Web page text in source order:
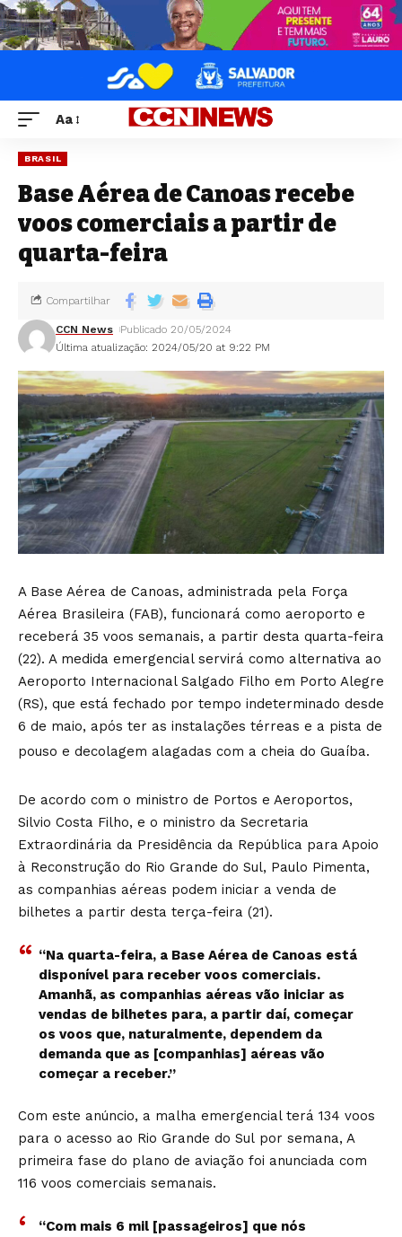
Aa
BRASIL
Base Aérea de Canoas recebe
voos comerciais a partir de
quarta-feira
Última atualização: 2024/05/20 at 9:22 PM
CCN News Publicado 20/05/2024
Compartilhar
A Base Aérea de Canoas, administrada pela Força
Aérea Brasileira (FAB), funcionará como aeroporto e
receberá 35 voos semanais, a partir desta quarta-feira
(22). A medida emergencial servirá como alternativa ao
Aeroporto Internacional Salgado Filho em Porto Alegre
(RS), que está fechado por tempo indeterminado desde
6 de maio, após ter as instalações térreas e a pista de
pouso e decolagem alagadas com a cheia do Guaíba.
De acordo com o ministro de Portos e Aeroportos,
Silvio Costa Filho, e o ministro da Secretaria
Extraordinária da Presidência da República para Apoio
à Reconstrução do Rio Grande do Sul, Paulo Pimenta,
as companhias aéreas podem iniciar a venda de
bilhetes a partir desta terça-feira (21).
“Na quarta-feira, a Base Aérea de Canoas está
disponível para receber voos comerciais.
Amanhã, as companhias aéreas vão iniciar as
vendas de bilhetes para, a partir daí, começar
os voos que, naturalmente, dependem da
demanda que as [companhias] aéreas vão
começar a receber.”
Com este anúncio, a malha emergencial terá 134 voos
para o acesso ao Rio Grande do Sul por semana, A
primeira fase do plano de aviação foi anunciada com
116 voos comerciais semanais.
“Com mais 6 mil [passageiros] que nós